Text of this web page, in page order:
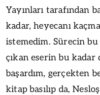
Yayınları tarafından
kadar, heyecanı
istemedim. Sürecin
çıkan eserin bu kadar
başardım, gerçekten
kitap basılıp da,